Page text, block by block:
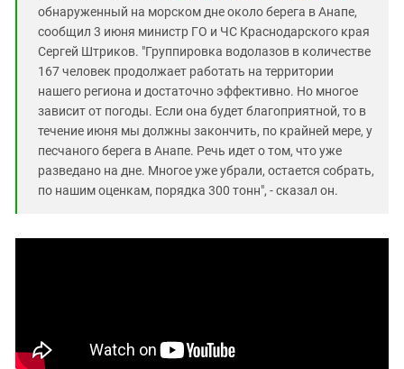
обнаруженный на морском дне около берега в Анапе,
сообщил 3 июня министр ГО и ЧС Краснодарского края
Сергей Штриков. "Группировка водолазов в количестве
167 человек продолжает работать на территории
нашего региона и достаточно эффективно. Но многое
зависит от погоды. Если она будет благоприятной, то в
течение июня мы должны закончить, по крайней мере, у
песчаного берега в Анапе. Речь идет о том, что уже
разведано на дне. Многое уже убрали, остается собрать,
по нашим оценкам, порядка 300 тонн", - сказал он.